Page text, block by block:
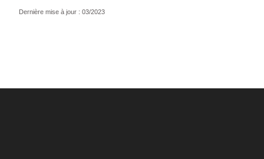
Dernière mise à jour : 03/2023